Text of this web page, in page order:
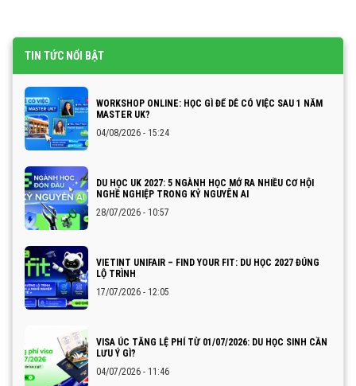
TIN TỨC NỔI BẬT
WORKSHOP ONLINE: HỌC GÌ ĐỂ DỄ CÓ VIỆC SAU 1 NĂM
MASTER UK?
04/08/2026 - 15:24
DU HỌC UK 2027: 5 NGÀNH HỌC MỞ RA NHIỀU CƠ HỘI
NGHỀ NGHIỆP TRONG KỶ NGUYÊN AI
28/07/2026 - 10:57
VIETINT UNIFAIR – FIND YOUR FIT: DU HỌC 2027 ĐÚNG
LỘ TRÌNH
17/07/2026 - 12:05
VISA ÚC TĂNG LỆ PHÍ TỪ 01/07/2026: DU HỌC SINH CẦN
LƯU Ý GÌ?
04/07/2026 - 11:46